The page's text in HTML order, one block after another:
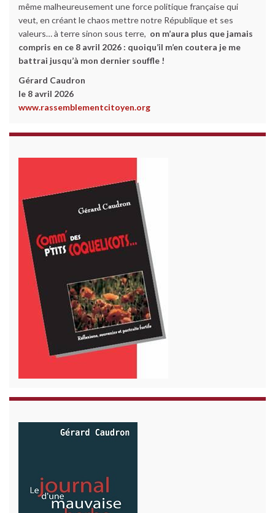
même malheureusement une force politique française qui
veut, en créant le chaos mettre notre République et ses
valeurs… à terre sinon sous terre, on m’aura plus que jamais
compris en ce 8 avril 2026 : quoiqu’il m’en coutera je me
battrai jusqu’à mon dernier souffle !
Gérard Caudron
le 8 avril 2026
www.rassemblementcitoyen.org